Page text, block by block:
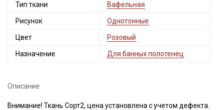
Тип ткани Вафельная
Рисунок Однотонные
Цвет Розовый
Назначение Для банных полотенец
Описание
Внимание! Ткань Сорт2, цена установлена с учетом дефекта.